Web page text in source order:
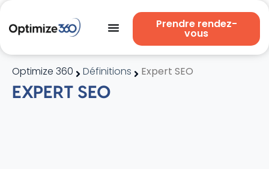
Prendre rendez-
vous
Optimize 360 Définitions Expert SEO
EXPERT SEO